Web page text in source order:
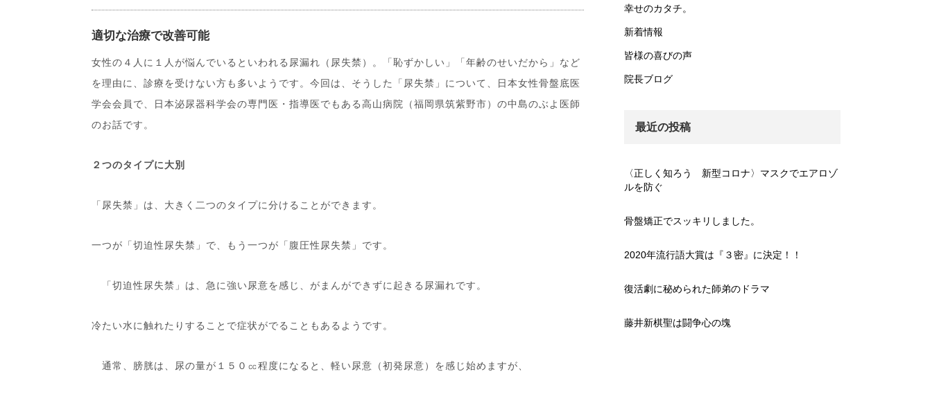
適切な治療で改善可能
女性の４人に１人が悩んでいるといわれる尿漏れ（尿失禁）。「恥ずかしい」「年齢のせいだから」など
を理由に、診療を受けない方も多いようです。今回は、そうした「尿失禁」について、日本女性骨盤底医
学会会員で、日本泌尿器科学会の専門医・指導医でもある高山病院（福岡県筑紫野市）の中島のぶよ医師
のお話です。
２つのタイプに大別
「尿失禁」は、大きく二つのタイプに分けることができます。
一つが「切迫性尿失禁」で、もう一つが「腹圧性尿失禁」です。
「切迫性尿失禁」は、急に強い尿意を感じ、がまんができずに起きる尿漏れです。
冷たい水に触れたりすることで症状がでることもあるようです。
通常、膀胱は、尿の量が１５０㏄程度になると、軽い尿意（初発尿意）を感じ始めますが、
幸せのカタチ。
新着情報
皆様の喜びの声
院長ブログ
最近の投稿
〈正しく知ろう 新型コロナ〉マスクでエアロゾ
ルを防ぐ
骨盤矯正でスッキリしました。
2020年流行語大賞は『３密』に決定！！
復活劇に秘められた師弟のドラマ
藤井新棋聖は闘争心の塊